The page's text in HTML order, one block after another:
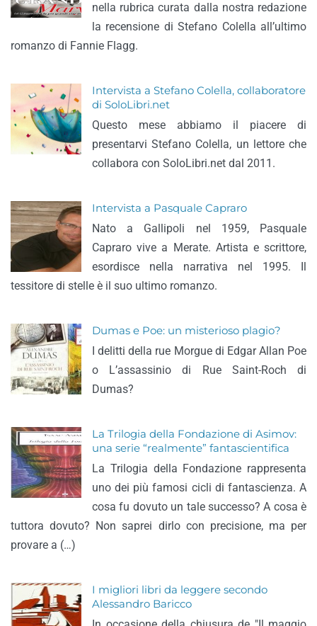
nella rubrica curata dalla nostra redazione
la recensione di Stefano Colella all’ultimo
romanzo di Fannie Flagg.
Intervista a Stefano Colella, collaboratore
di SoloLibri.net
Questo mese abbiamo il piacere di
presentarvi Stefano Colella, un lettore che
collabora con SoloLibri.net dal 2011.
Intervista a Pasquale Capraro
Nato a Gallipoli nel 1959, Pasquale
Capraro vive a Merate. Artista e scrittore,
esordisce nella narrativa nel 1995. Il
tessitore di stelle è il suo ultimo romanzo.
Dumas e Poe: un misterioso plagio?
I delitti della rue Morgue di Edgar Allan Poe
o L’assassinio di Rue Saint-Roch di
Dumas?
La Trilogia della Fondazione di Asimov:
una serie “realmente” fantascientifica
La Trilogia della Fondazione rappresenta
uno dei più famosi cicli di fantascienza. A
cosa fu dovuto un tale successo? A cosa è
tuttora dovuto? Non saprei dirlo con precisione, ma per
provare a (…)
I migliori libri da leggere secondo
Alessandro Baricco